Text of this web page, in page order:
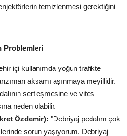
temizlenmesi gerektiğini
Problemleri
içi kullanımda yoğun trafikte
aksamı aşınmaya meyillidir.
sertleşmesine ve vites
neden olabilir.
Özdemir): "Debriyaj pedalım çok
sorun yaşıyorum. Debriyaj